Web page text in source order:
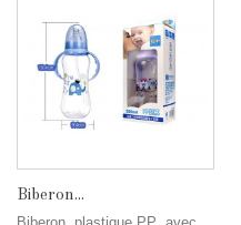
Biberon...